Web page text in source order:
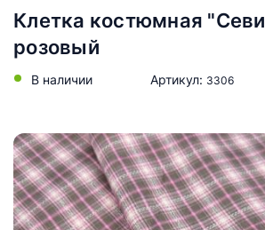
Клетка костюмная
розовый
В наличии Артикул: 3306